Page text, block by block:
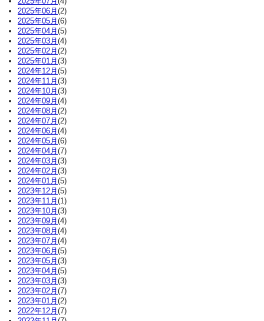
2025年06月 (2)
2025年05月 (6)
2025年04月 (5)
2025年03月 (4)
2025年02月 (2)
2025年01月 (3)
2024年12月 (5)
2024年11月 (3)
2024年10月 (3)
2024年09月 (4)
2024年08月 (2)
2024年07月 (2)
2024年06月 (4)
2024年05月 (6)
2024年04月 (7)
2024年03月 (3)
2024年02月 (3)
2024年01月 (5)
2023年12月 (5)
2023年11月 (1)
2023年10月 (3)
2023年09月 (4)
2023年08月 (4)
2023年07月 (4)
2023年06月 (5)
2023年05月 (3)
2023年04月 (5)
2023年03月 (3)
2023年02月 (7)
2023年01月 (2)
2022年12月 (7)